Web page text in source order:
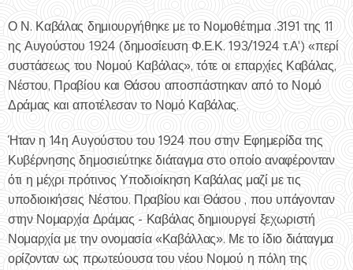
Ο Ν. Καβάλας δημιουργήθηκε με το Νομοθέτημα .3191 της 11
ης Αυγούστου 1924 (δημοσίευση Φ.Ε.Κ. 193/1924 τ.Α') «περί
συστάσεως του Νομού Καβάλας», τότε οι επαρχίες Καβάλας,
Νέστου, Πραβίου και Θάσου αποσπάστηκαν από το Νομό
Δράμας και αποτέλεσαν το Νομό Καβάλας.
Ήταν η 14η Αυγούστου του 1924 που στην Εφημερίδα της
Κυβέρνησης δημοσιεύτηκε διάταγμα στο οποίο αναφέρονταν
ότι η μέχρι πρότινος Υποδιοίκηση Καβάλας μαζί με τις
υποδιοικήσεις Νέστου. Πραβίου και Θάσου , που υπάγονταν
στην Νομαρχία Δράμας - Καβάλας δημιουργεί ξεχωριστή
Νομαρχία με την ονομασία «Καβάλλας». Με το ίδιο διάταγμα
ορίζονταν ως πρωτεύουσα του νέου Νομού η πόλη της